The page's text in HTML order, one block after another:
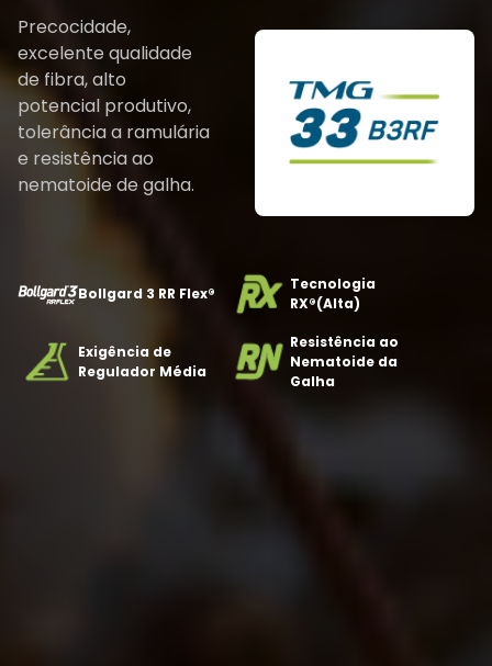
Precocidade,
excelente qualidade
de fibra, alto
potencial produtivo,
tolerância a ramulária
e resistência ao
nematoide de galha.
Bollgard 3 RR Flex®
Tecnologia
RX®(Alta)
Exigência de
Regulador Média
Resistência ao
Nematoide da
Galha